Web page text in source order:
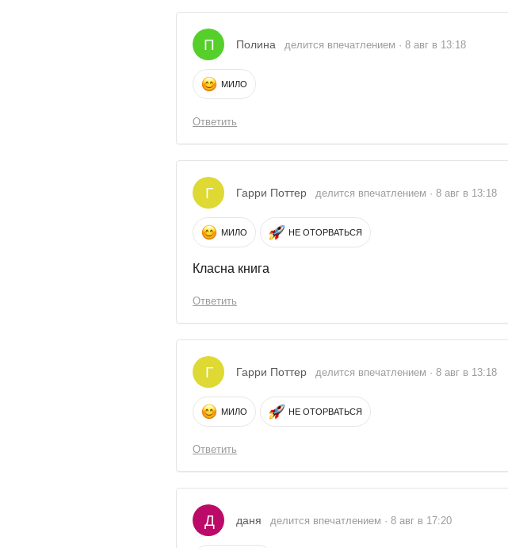
П Полина делится впечатлением · 8 авг в 13:18
МИЛО
Ответить
Г Гарри Поттер делится впечатлением · 8 авг в 13:18
МИЛО НЕ ОТОРВАТЬСЯ
Класна книга
Ответить
Г Гарри Поттер делится впечатлением · 8 авг в 13:18
МИЛО НЕ ОТОРВАТЬСЯ
Ответить
Д даня делится впечатлением · 8 авг в 17:20